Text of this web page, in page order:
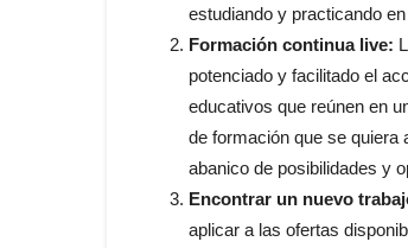
estudiando y practicando
Formación continua live:
potenciado y facilitado el
educativos que reúnen en
de formación que se quiera
abanico de posibilidades y
Encontrar un nuevo
aplicar a las ofertas